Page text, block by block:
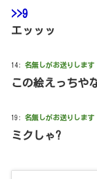
>>9
エッッッ
14: 名無しがお送りします
この絵えっちや
19: 名無しがお送りします
ミクしゃ?